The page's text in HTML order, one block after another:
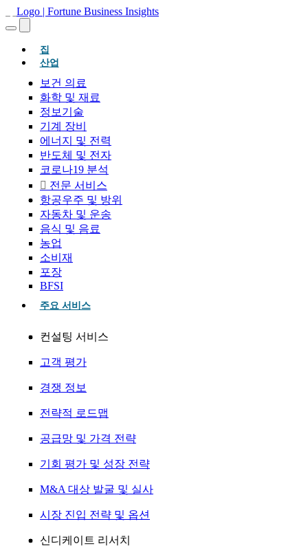
집(현재의)
산업
보건 의료
화학 및 재료
정보기술
기계 장비
에너지 및 전력
반도체 및 전자
코로나19 분석
전문 서비스
항공우주 및 방위
자동차 및 운송
음식 및 음료
농업
소비재
포장
BFSI
주요 서비스
컨설팅 서비스
고객 평가
경쟁 정보
전략적 로드맵
공급망 및 가격 전략
기회 평가 및 성장 전략
M&A 대상 발굴 및 실사
시장 진입 전략 및 옵션
신디케이트 리서치